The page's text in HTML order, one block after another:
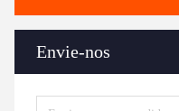
Envie-nos